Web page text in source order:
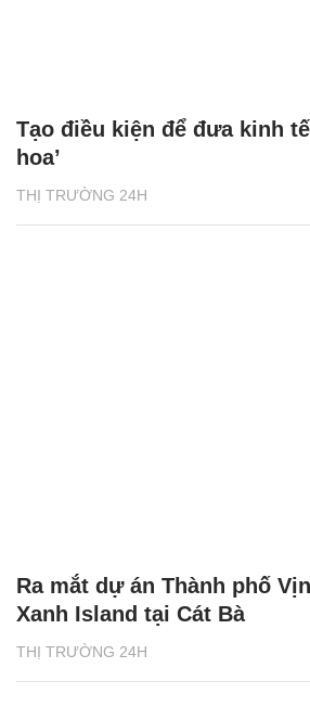
THỊ TRƯỜNG 24H
Tạo điều kiện để đưa kinh
hoa’
THỊ TRƯỜNG 24H
Ra mắt dự án Thành phố
Xanh Island tại Cát Bà